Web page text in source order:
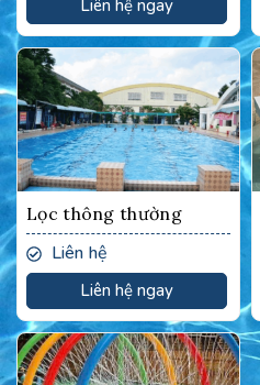
Liên hệ ngay
Lọc thông thường
Liên hệ
Liên hệ ngay